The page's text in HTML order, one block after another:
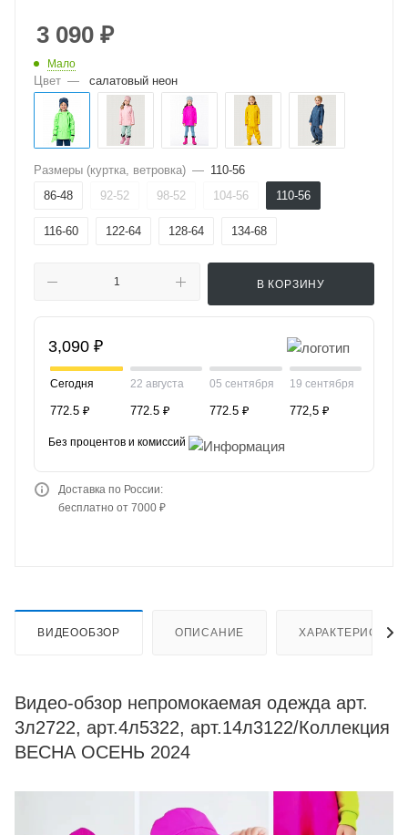
3 090 ₽
Мало
Цвет — салатовый неон
Размеры (куртка, ветровка) — 110-56
86-48
92-52 98-52 104-56 110-56
116-60 122-64 128-64 134-68
В КОРЗИНУ
3,090 ₽
Сегодня
772.5 ₽
22 августа
772.5 ₽
05 сентября
772.5 ₽
19 сентября
772,5 ₽
Без процентов и комиссий
Доставка по России:
бесплатно от 7000 ₽
ВИДЕООБЗОР ОПИСАНИЕ
Видео-обзор непромокаемая одежда арт.
3л2722, арт.4л5322, арт.14л3122/Коллекция
ВЕСНА ОСЕНЬ 2024